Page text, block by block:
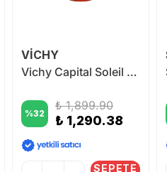
VİCHY
Vichy Capital Soleil Cell Protect Oil Spf 50 200 ml
%32
₺ 1,899.90
₺ 1,290.38
SEPETE